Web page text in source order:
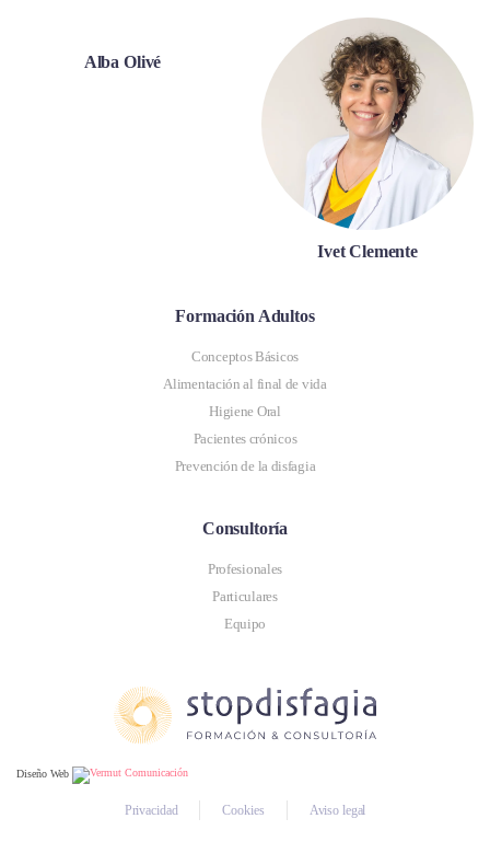
Alba Olivé
Ivet Clemente
Formación Adultos
Conceptos Básicos
Alimentación al final de vida
Higiene Oral
Pacientes crónicos
Prevención de la disfagia
Consultoría
Profesionales
Particulares
Equipo
Diseño Web
Privacidad Cookies Aviso legal